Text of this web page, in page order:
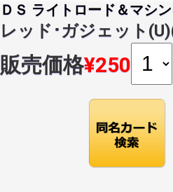
ＤＳ ライトロード＆マシ
レッド･ガジェット
販売価格¥250